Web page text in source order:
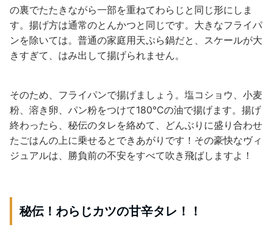
の裏でたたきながら一部を重ねてわらじと同じ形にしま
す。揚げ方は通常のとんかつと同じです。大きなフライパ
ンを除いては。普通の家庭用天ぷら鍋だと、スケールが大
きすぎて、はみ出して揚げられません。
そのため、フライパンで揚げましょう。塩コショウ、小麦
粉、溶き卵、パン粉をつけて180℃の油で揚げます。揚げ
終わったら、秘伝のタレを絡めて、どんぶりに盛り合わせ
たごはんの上に乗せるとできあがりです！その豪快なヴィ
ジュアルは、勝負前の不安をすべて吹き飛ばしますよ！
秘伝！わらじカツの甘辛タレ！！